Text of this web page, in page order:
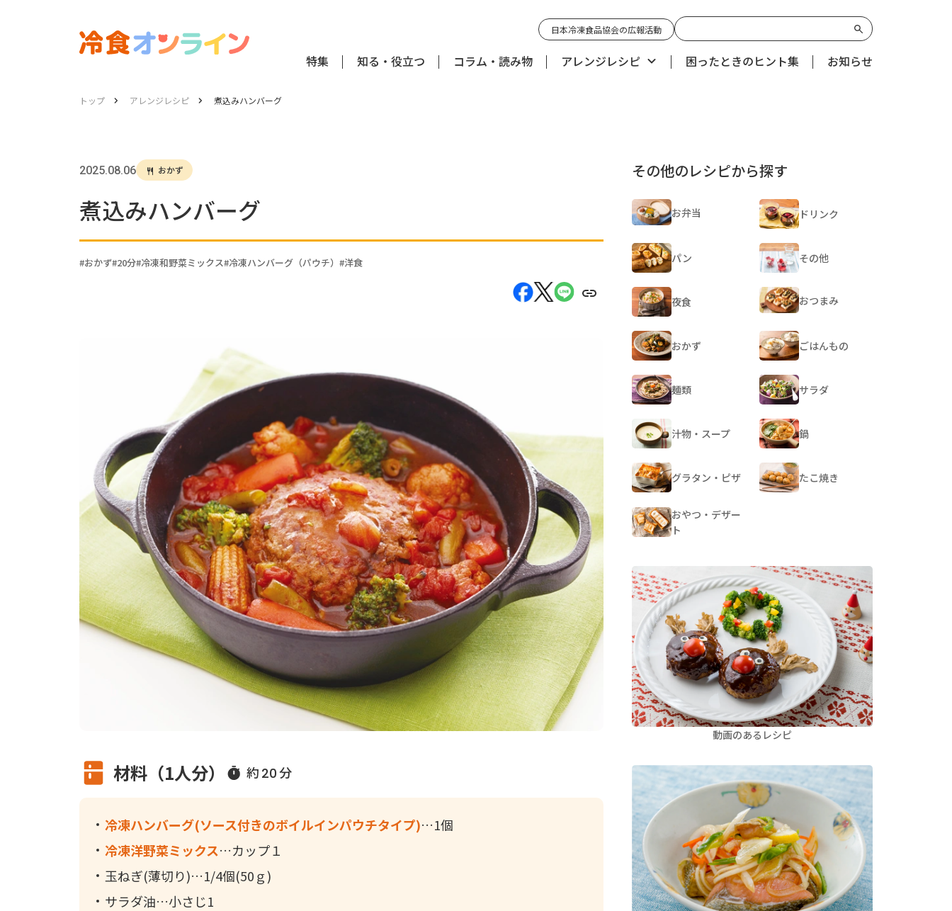
日本冷凍食品協会の広報活動
特集 知る・役立つ コラム・読み物 アレンジレシピ 困ったときのヒント集 お知らせ
トップ アレンジレシピ 煮込みハンバーグ
2025.08.06 おかず
煮込みハンバーグ
おかず 20分 冷凍和野菜ミックス 冷凍ハンバーグ（パウチ） 洋食
材料（1人分） 約 20分
冷凍ハンバーグ(ソース付きのボイルインパウチタイプ)
1個
冷凍洋野菜ミックス
カップ１
玉ねぎ(薄切り)
1/4個(50ｇ)
サラダ油
小さじ1
その他のレシピから探す
お弁当 ドリンク
パン その他
夜食 おつまみ
おかず ごはんもの
麺類 サラダ
汁物・スープ 鍋
グラタン・ピザ たこ焼き
おやつ・デザー
ト
動画のあるレシピ